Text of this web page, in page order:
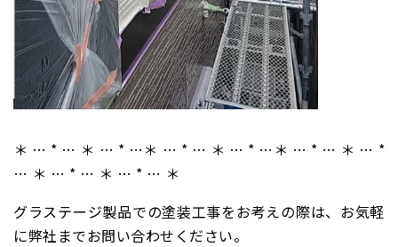
＊ … * … ＊ … * …＊ … * … ＊ … * …＊ … * … ＊ … *
… ＊ … * … ＊ … * … ＊
グラステージ製品での塗装工事をお考えの際は、お気軽
に弊社までお問い合わせください。